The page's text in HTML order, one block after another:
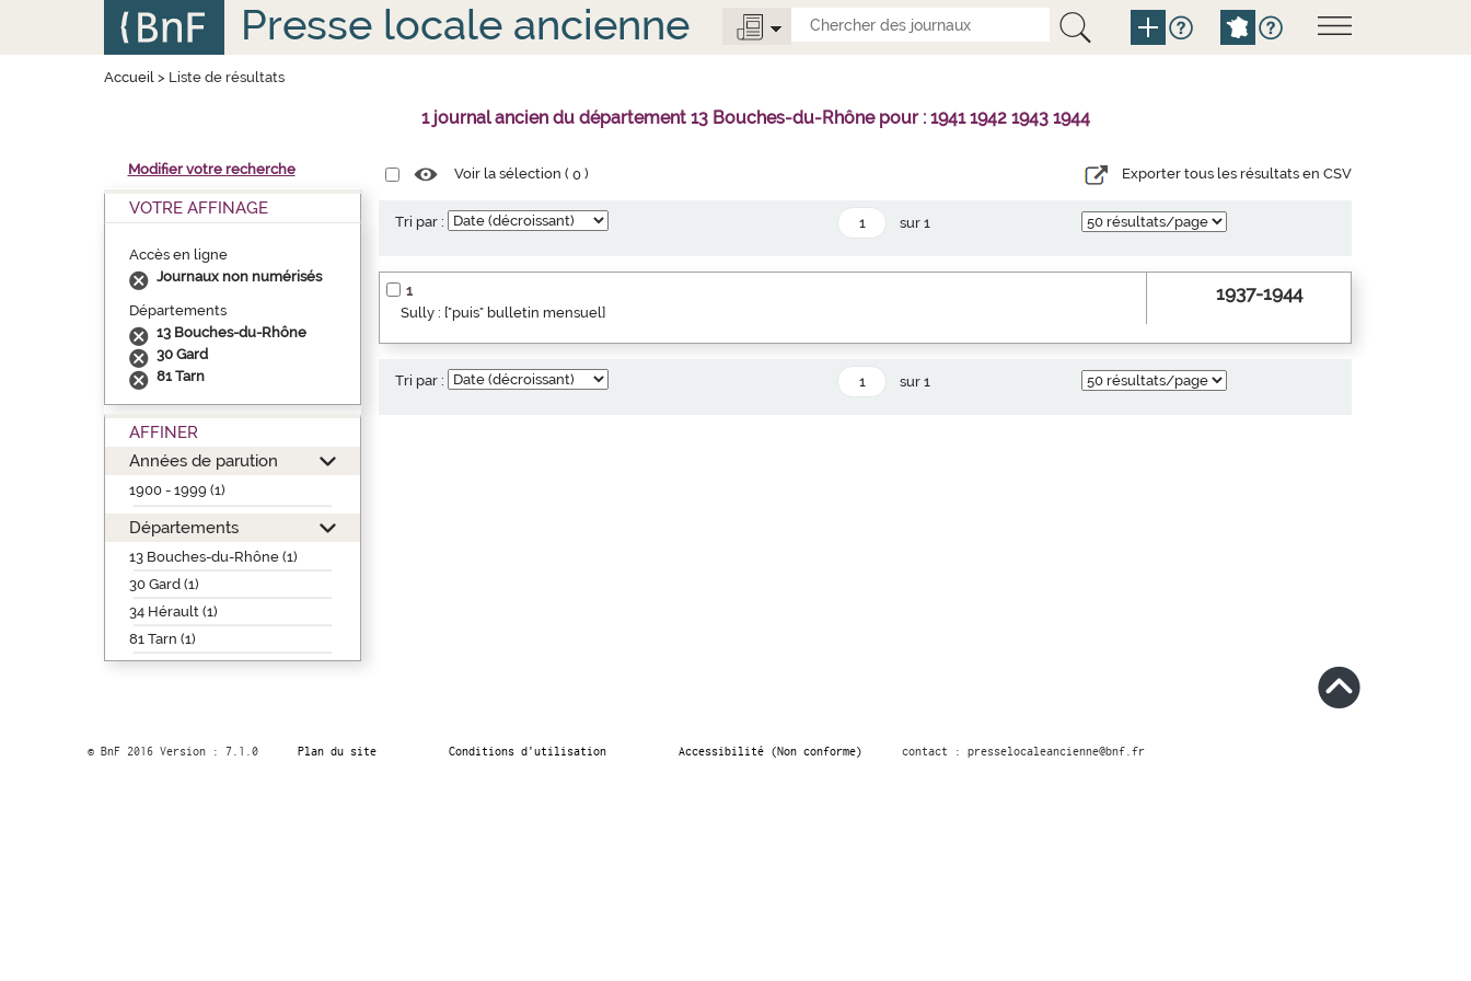
Presse locale ancienne
Accueil> Liste de résultats
1 journal ancien du département 13 Bouches-du-Rhône pour : 1941 1942 1943 1944
Modifier votre recherche
VOTRE AFFINAGE
Accès en ligne
Journaux non numérisés
Départements
13 Bouches-du-Rhône
30 Gard
81 Tarn
AFFINER
Années de parution
1900 - 1999 (1)
Départements
13 Bouches-du-Rhône (1)
30 Gard (1)
34 Hérault (1)
81 Tarn (1)
Voir la sélection (0 ) Exporter tous les résultats en CSV
Tri par : sur 1
1
Sully : ["puis" bulletin mensuel]
1937-1944
Tri par : sur 1
© BnF 2016 Version : 7.1.0 Plan du site Conditions d’utilisation Accessibilité (Non conforme) contact : presselocaleancienne@bnf.fr
Panneau de gestion des cookies